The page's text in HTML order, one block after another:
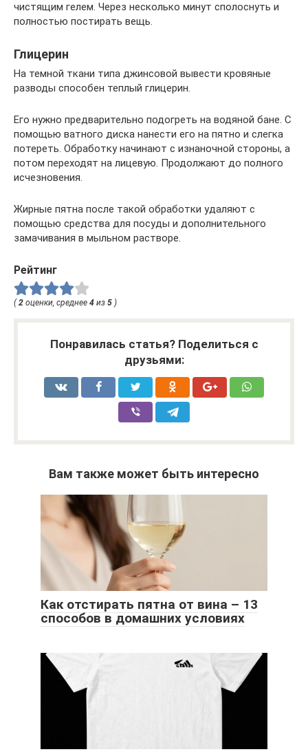
чистящим гелем. Через несколько минут сполоснуть и
полностью постирать вещь.
Глицерин
На темной ткани типа джинсовой вывести кровяные
разводы способен теплый глицерин.
Его нужно предварительно подогреть на водяной бане. С
помощью ватного диска нанести его на пятно и слегка
потереть. Обработку начинают с изнаночной стороны, а
потом переходят на лицевую. Продолжают до полного
исчезновения.
Жирные пятна после такой обработки удаляют с
помощью средства для посуды и дополнительного
замачивания в мыльном растворе.
Рейтинг
( 2 оценки, среднее 4 из 5 )
Понравилась статья? Поделиться с
друзьями:
Вам также может быть интересно
Как отстирать пятна от вина – 13
способов в домашних условиях